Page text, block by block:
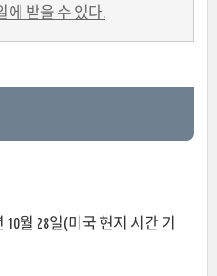
에 받을 수 있다.
월 28일(미국 현지 시간 기